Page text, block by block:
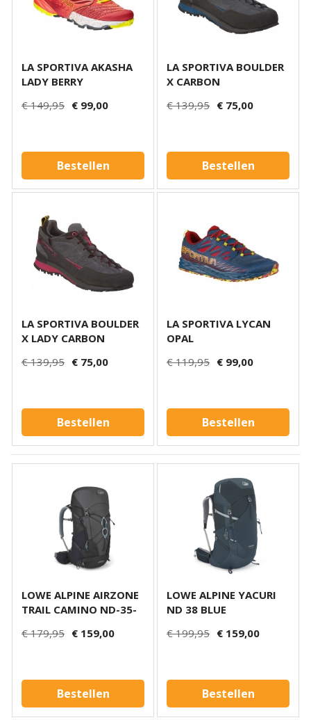
LA SPORTIVA AKASHA
LADY BERRY
€ 149,95 € 99,00
Bestellen
LA SPORTIVA BOULDER
X CARBON
€ 139,95 € 75,00
Bestellen
LA SPORTIVA BOULDER
X LADY CARBON
€ 139,95 € 75,00
Bestellen
LA SPORTIVA LYCAN
OPAL
€ 119,95 € 99,00
Bestellen
LOWE ALPINE AIRZONE
TRAIL CAMINO ND-35-
€ 179,95 € 159,00
Bestellen
LOWE ALPINE YACURI
ND 38 BLUE
€ 199,95 € 159,00
Bestellen